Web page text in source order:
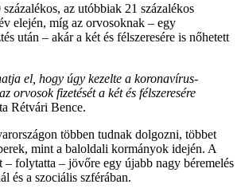
az utóbbiak 21 százalékos
elején, míg az orvosoknak – egy
után – akár a két és félszeresére is nőhetett
el, hogy úgy kezelte a koronavírus-
orvosok fizetését a két és félszeresére
Rétvári Bence.
többen tudnak dolgozni, többet
mint a baloldali kormányok idején. A
– folytatta – jövőre egy újabb nagy béremelés
és a szociális szférában.